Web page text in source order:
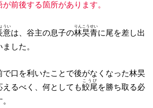
前後する箇所があります。
意
うい
は、谷主の息子の林旲青
りんこうせい
に尾を差し出
した。
で口を利いたことで後がなくなった林旲
るべく、何としても鮫尾
こうび
を勝ち取る必